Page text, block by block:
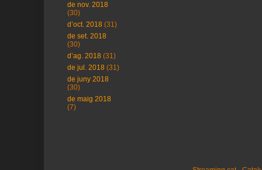
de nov. 2018
(30)
d’oct. 2018 (31)
de set. 2018
(30)
d’ag. 2018 (31)
de jul. 2018 (31)
de juny 2018
(30)
de maig 2018
(7)